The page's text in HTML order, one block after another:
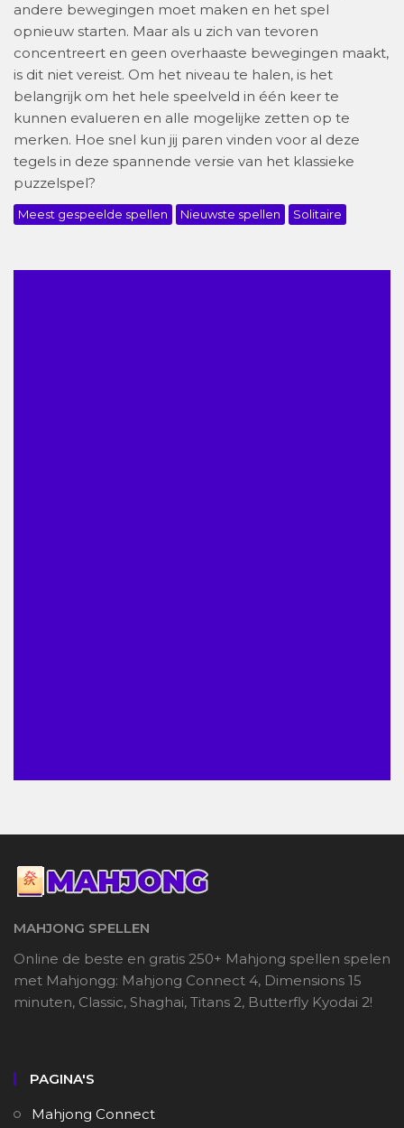
andere bewegingen moet maken en het spel
opnieuw starten. Maar als u zich van tevoren
concentreert en geen overhaaste bewegingen maakt,
is dit niet vereist. Om het niveau te halen, is het
belangrijk om het hele speelveld in één keer te
kunnen evalueren en alle mogelijke zetten op te
merken. Hoe snel kun jij paren vinden voor al deze
tegels in deze spannende versie van het klassieke
puzzelspel?
Meest gespeelde spellen Nieuwste spellen Solitaire
MAHJONG SPELLEN
Online de beste en gratis 250+ Mahjong spellen spelen
met Mahjongg: Mahjong Connect 4, Dimensions 15
minuten, Classic, Shaghai, Titans 2, Butterfly Kyodai 2!
PAGINA'S
Mahjong Connect